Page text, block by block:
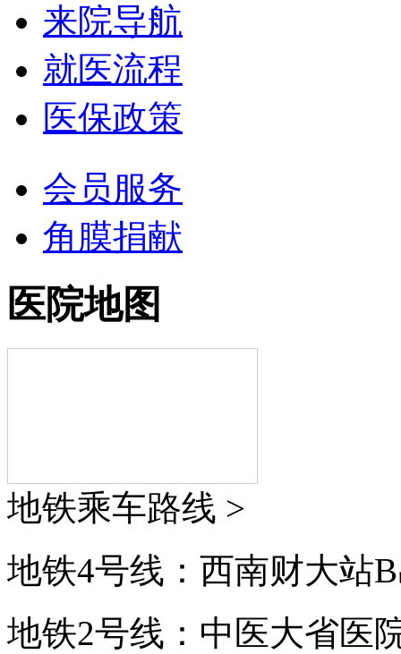
来院导航
就医流程
医保政策
会员服务
角膜捐献
医院地图
地铁乘车路线 >
地铁4号线：西南财大站
地铁2号线：中医大省医